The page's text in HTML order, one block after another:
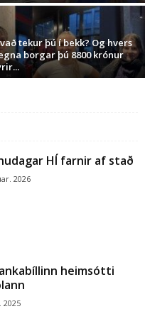
tekur þú í bekk? Og hvers
borgar þú 8800 krónur
HÍ farnir af stað
2026
heimsótti
2025